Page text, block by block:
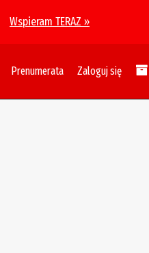
Wspieram TERAZ »
Prenumerata Zaloguj się